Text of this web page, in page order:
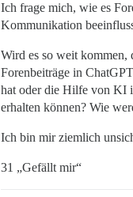
Ich frage mich, wie es
Kommunikation
Wird es so weit kommen,
Forenbeiträge in
hat oder die Hilfe von KI
erhalten können? Wie
Ich bin mir ziemlich
31 „Gefällt mir“